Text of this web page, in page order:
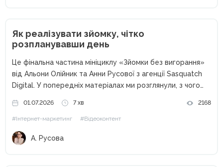
Як реалізувати зйомку, чітко
розпланувавши день
Це фінальна частина мініциклу «Зйомки без вигорання»
від Альони Олійник та Анни Русової з агенції Sasquatch
Digital. У попередніх матеріалах ми розглянули, з чого
мудборду. А також — як підготувати команду, реквізит,
локацію, не витративши...
01.07.2026 7 хв 2168
#Інтернет-маркетинг #Відеоконтент
А. Русова